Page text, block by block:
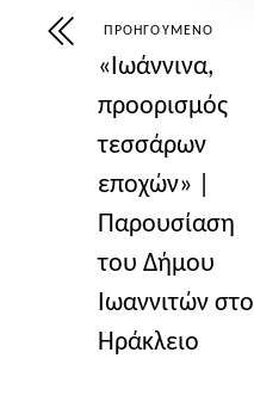
ΠΡΟΗΓΟΎΜΕΝΟ
«Ιωάννινα,
προορισμός
τεσσάρων
εποχών» |
Παρουσίαση
του Δήμου
Ιωαννιτών στο
Ηράκλειο